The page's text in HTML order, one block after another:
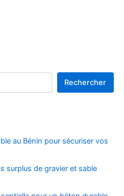
Rechercher
au Bénin pour sécuriser vos
surplus de gravier et sable